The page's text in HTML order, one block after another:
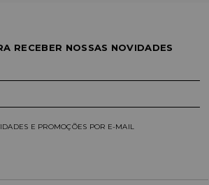
RECEBER NOSSAS NOVIDADES
E PROMOÇÕES POR E-MAIL